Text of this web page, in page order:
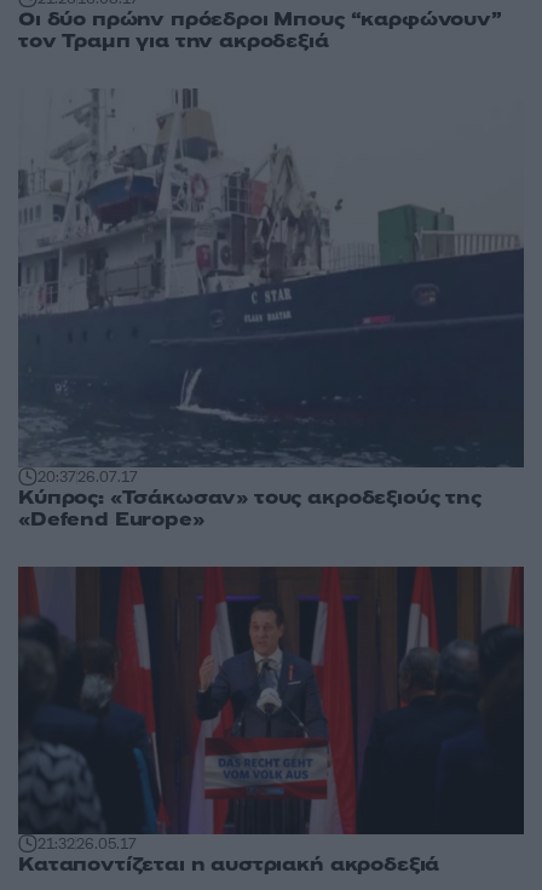
Οι δύο πρώην πρόεδροι Μπους “καρφώνουν”
τον Τραμπ για την ακροδεξιά
20:3726.07.17
Κύπρος: «Τσάκωσαν» τους ακροδεξιούς της
«Defend Europe»
21:3226.05.17
Καταποντίζεται η αυστριακή ακροδεξιά